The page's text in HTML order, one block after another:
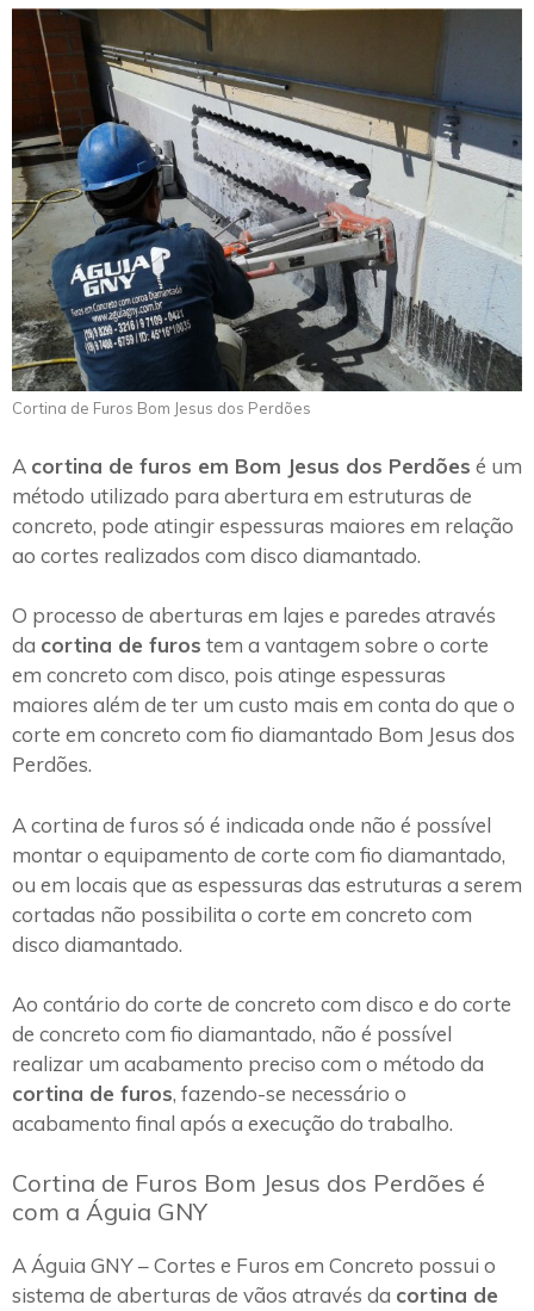
Cortina de Furos Bom Jesus dos Perdões
A cortina de furos em Bom Jesus dos Perdões é um
método utilizado para abertura em estruturas de
concreto, pode atingir espessuras maiores em relação
ao cortes realizados com disco diamantado.
O processo de aberturas em lajes e paredes através
da cortina de furos tem a vantagem sobre o corte
em concreto com disco, pois atinge espessuras
maiores além de ter um custo mais em conta do que o
corte em concreto com fio diamantado Bom Jesus dos
Perdões.
A cortina de furos só é indicada onde não é possível
montar o equipamento de corte com fio diamantado,
ou em locais que as espessuras das estruturas a serem
cortadas não possibilita o corte em concreto com
disco diamantado.
Ao contário do corte de concreto com disco e do corte
de concreto com fio diamantado, não é possível
realizar um acabamento preciso com o método da
cortina de furos, fazendo-se necessário o
acabamento final após a execução do trabalho.
Cortina de Furos Bom Jesus dos Perdões é
com a Águia GNY
A Águia GNY – Cortes e Furos em Concreto possui o
sistema de aberturas de vãos através da cortina de